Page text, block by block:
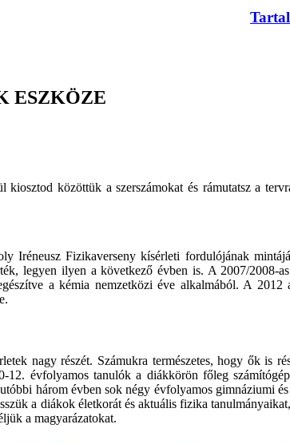
ESZKÖZE
közöttük a szerszámokat és rámutatsz a
Iréneusz Fizikaverseny kísérleti fordulójának
legyen ilyen a következő évben is. A 2007/2008-
a kémia nemzetközi éve alkalmából. A
nagy részét. Számukra természetes, hogy ők is
évfolyamos tanulók a diákkörön főleg
három évben sok négy évfolyamos gimnáziumi
a diákok életkorát és aktuális fizika
a magyarázatokat.